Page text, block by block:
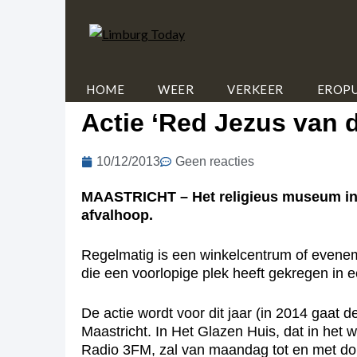
HOME WEER VERKEER
Actie ‘Red Jezus van
10/12/2013 Geen reacties
MAASTRICHT – Het religieus museum
afvalhoop.
Regelmatig is een winkelcentrum of
die een voorlopige plek heeft gekregen in
De actie wordt voor dit jaar (in 2014 gaat
Maastricht. In Het Glazen Huis, dat in het
Radio 3FM, zal van maandag tot en met